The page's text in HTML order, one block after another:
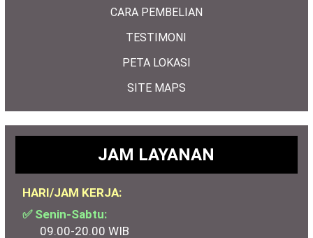
CARA PEMBELIAN
TESTIMONI
PETA LOKASI
SITE MAPS
JAM LAYANAN
HARI/JAM KERJA:
✅ Senin-Sabtu:
09.00-20.00 WIB